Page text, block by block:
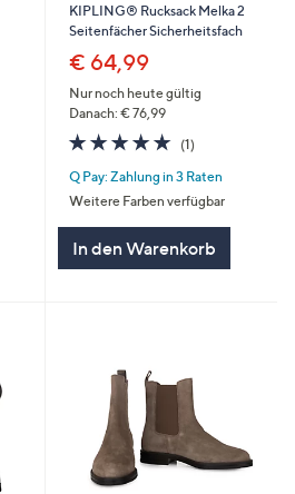
KIPLING® Rucksack Melka 2
Seitenfächer Sicherheitsfach
€ 64,99
Nur noch heute gültig
Danach: € 76,99
5.0
von
5
(1)1
Q Pay: Zahlung in 3 Raten
Weitere Farben verfügbar
In den Warenkorb